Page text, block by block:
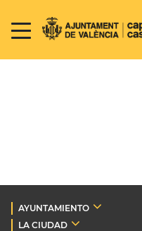
AYUNTAMIENTO
LA CIUDAD